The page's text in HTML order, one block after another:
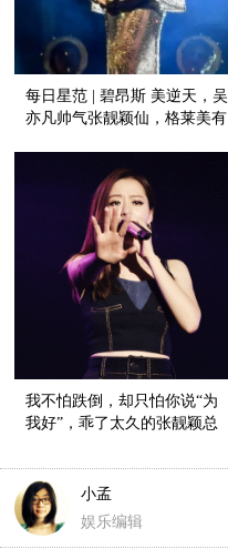
每日星范 | 碧昂斯 美逆天，吴
亦凡帅气张靓颖仙，格莱美有
我不怕跌倒，却只怕你说“为
我好”，乖了太久的张靓颖总
小孟
娱乐编辑